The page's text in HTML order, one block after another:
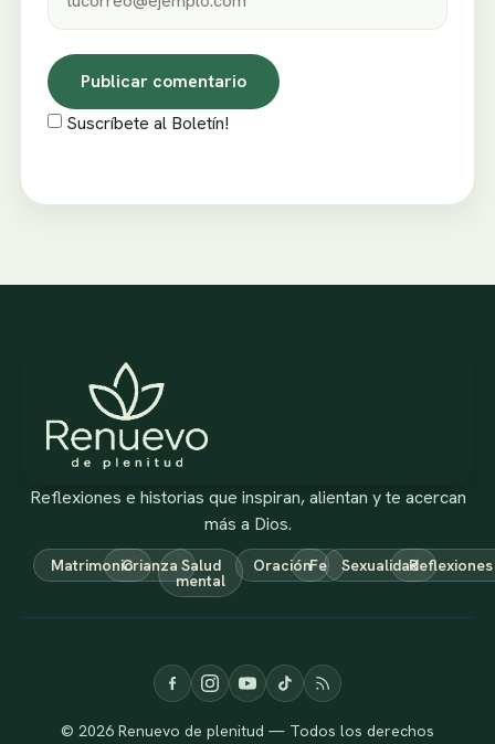
Suscríbete al Boletín!
Reflexiones e historias que inspiran, alientan y te acercan
más a Dios.
MatrimonioCrianza Salud
mental
OraciónFe SexualidadReflexiones
© 2026 Renuevo de plenitud — Todos los derechos